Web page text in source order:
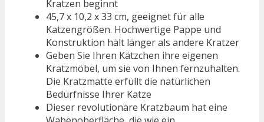
Kratzen beginnt
45,7 x 10,2 x 33 cm, geeignet für alle
Katzengrößen. Hochwertige Pappe und
Konstruktion hält länger als andere Kratzer
Geben Sie Ihren Kätzchen ihre eigenen
Kratzmöbel, um sie von Ihnen fernzuhalten.
Die Kratzmatte erfüllt die natürlichen
Bedürfnisse Ihrer Katze
Dieser revolutionäre Kratzbaum hat eine